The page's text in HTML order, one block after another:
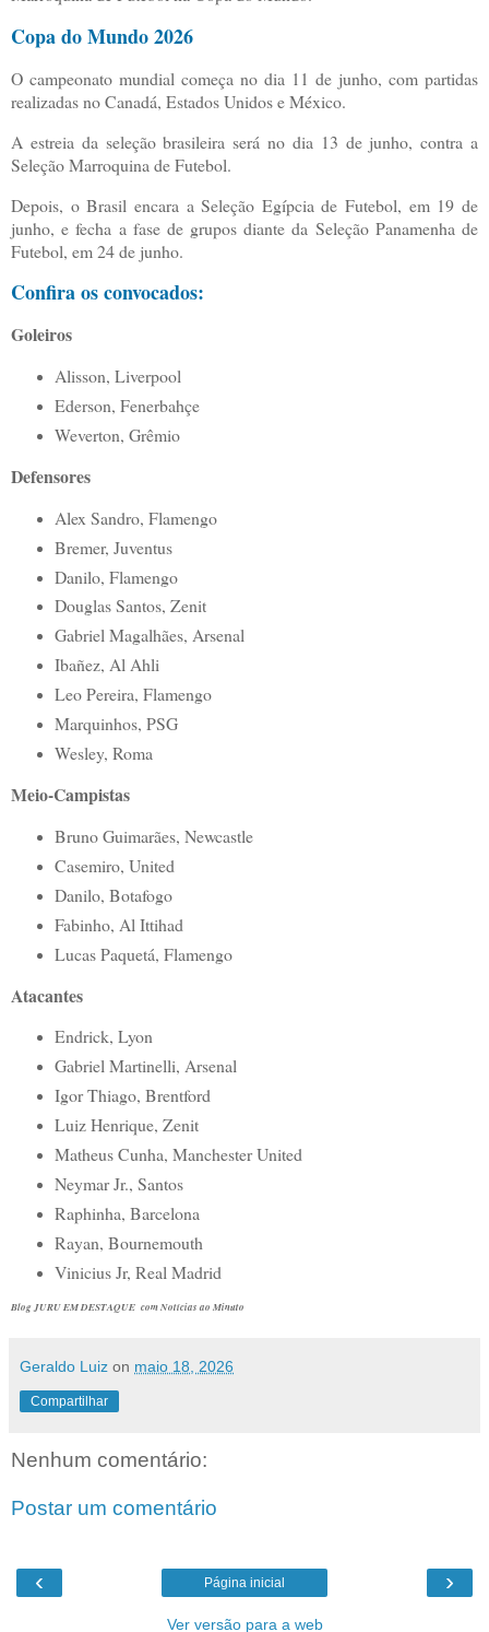
Copa do Mundo 2026
O campeonato mundial começa no dia 11 de junho, com partidas
realizadas no Canadá, Estados Unidos e México.
A estreia da seleção brasileira será no dia 13 de junho, contra a
Seleção Marroquina de Futebol.
Depois, o Brasil encara a Seleção Egípcia de Futebol, em 19 de
junho, e fecha a fase de grupos diante da Seleção Panamenha de
Futebol, em 24 de junho.
Confira os convocados:
Goleiros
Alisson, Liverpool
Ederson, Fenerbahçe
Weverton, Grêmio
Defensores
Alex Sandro, Flamengo
Bremer, Juventus
Danilo, Flamengo
Douglas Santos, Zenit
Gabriel Magalhães, Arsenal
Ibañez, Al Ahli
Leo Pereira, Flamengo
Marquinhos, PSG
Wesley, Roma
Meio-Campistas
Bruno Guimarães, Newcastle
Casemiro, United
Danilo, Botafogo
Fabinho, Al Ittihad
Lucas Paquetá, Flamengo
Atacantes
Endrick, Lyon
Gabriel Martinelli, Arsenal
Igor Thiago, Brentford
Luiz Henrique, Zenit
Matheus Cunha, Manchester United
Neymar Jr., Santos
Raphinha, Barcelona
Rayan, Bournemouth
Vinicius Jr, Real Madrid
Blog JURU EM DESTAQUE com Notícias ao Minuto
Geraldo Luiz on maio 18, 2026
Compartilhar
Nenhum comentário:
Postar um comentário
‹ ›
Página inicial
Ver versão para a web